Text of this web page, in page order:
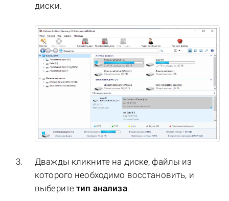
диски.
Дважды кликните на диске, файлы из
которого необходимо восстановить, и
выберитетип анализа.